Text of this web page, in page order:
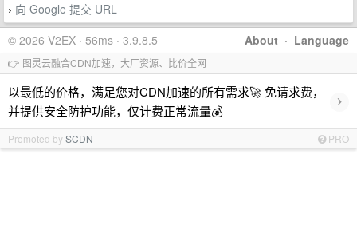
› 向 Google 提交 URL
About · Language
© 2026 V2EX · 56ms · 3.9.8.5
👉 图灵云融合CDN加速，大厂资源、比价全网
以最低的价格，满足您对CDN加速的所有需求🚀 免请求费，
并提供安全防护功能，仅计费正常流量💰
›
Promoted bySCDN PRO